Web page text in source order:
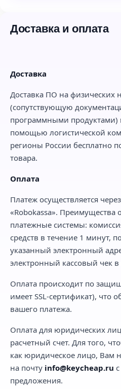
Доставка и оплата
Доставка
Доставка ПО на физических
(сопутствующую
программными продуктами)
помощью логистической
регионы России бесплатно
товара.
Оплата
Платеж осуществляется
«Robokassa». Преимущества
платежные системы:
средств в течение 1 минут,
указанный электронный
электронный кассовый чек в
Оплата происходит по
имеет SSL-сертификат), что
вашего платежа.
Оплата для юридических
расчетный счет. Для того,
как юридическое лицо, Вам
на почту info@keycheap.ru
предложения.